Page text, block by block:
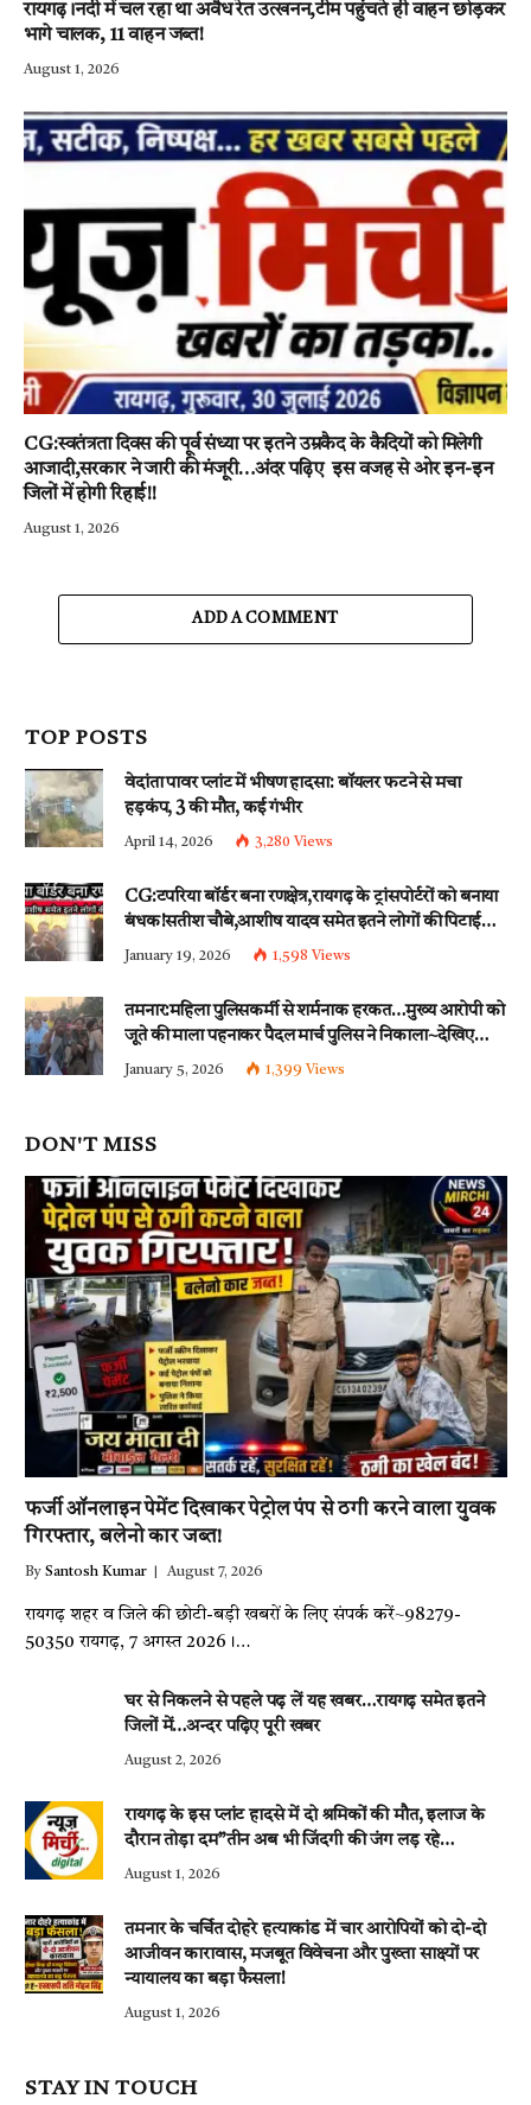
रायगढ़।नदी में चल रहा था अवैध रेत उत्खनन,टीम पहुंचते ही वाहन छोड़कर
भागे चालक, 11 वाहन जब्त!
August 1, 2026
CG:स्वतंत्रता दिवस की पूर्व संध्या पर इतने उम्रकैद के कैदियों को मिलेगी
आजादी,सरकार ने जारी की मंजूरी…अंदर पढ़िए इस वजह से ओर इन-इन
जिलों में होगी रिहाई!!
August 1, 2026
ADD A COMMENT
TOP POSTS
वेदांता पावर प्लांट में भीषण हादसा: बॉयलर फटने से मचा
हड़कंप, 3 की मौत, कई गंभीर
April 14, 2026 3,280 Views
CG:टपरिया बॉर्डर बना रणक्षेत्र,रायगढ़ के ट्रांसपोर्टरों को बनाया
बंधक!सतीश चौबे,आशीष यादव समेत इतने लोगों की पिटाई…
इन धाराओं के तहत्~बंटी समेत इतने लोगों पर हुई नामजद
January 19, 2026 1,598 Views
तमनार:महिला पुलिसकर्मी से शर्मनाक हरकत…मुख्य आरोपी को
जूते की माला पहनाकर पैदल मार्च पुलिस ने निकाला~देखिए
वीडियो
January 5, 2026 1,399 Views
DON'T MISS
फर्जी ऑनलाइन पेमेंट दिखाकर पेट्रोल पंप से ठगी करने वाला युवक
गिरफ्तार, बलेनो कार जब्त!
By Santosh Kumar August 7, 2026
रायगढ़ शहर व जिले की छोटी-बड़ी खबरों के लिए संपर्क करें~98279-
50350 रायगढ़, 7 अगस्त 2026।…
घर से निकलने से पहले पढ़ लें यह खबर…रायगढ़ समेत इतने
जिलों में…अन्दर पढ़िए पूरी खबर
August 2, 2026
रायगढ़ के इस प्लांट हादसे में दो श्रमिकों की मौत, इलाज के
दौरान तोड़ा दम”तीन अब भी जिंदगी की जंग लड़ रहे…
August 1, 2026
तमनार के चर्चित दोहरे हत्याकांड में चार आरोपियों को दो-दो
आजीवन कारावास, मजबूत विवेचना और पुख्ता साक्ष्यों पर
न्यायालय का बड़ा फैसला!
August 1, 2026
STAY IN TOUCH